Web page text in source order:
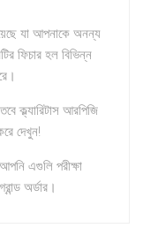
যা আপনাকে অনন্য
ফিচার হল বিভিন্ন
ক্ল্যারিটাস আরপিজি
দেখুন!
এগুলি পরীক্ষা
অর্ডার।